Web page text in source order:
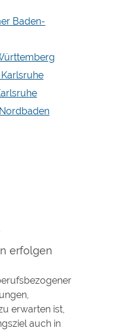
Baden-
erfolgen
erwarten ist,
auch in